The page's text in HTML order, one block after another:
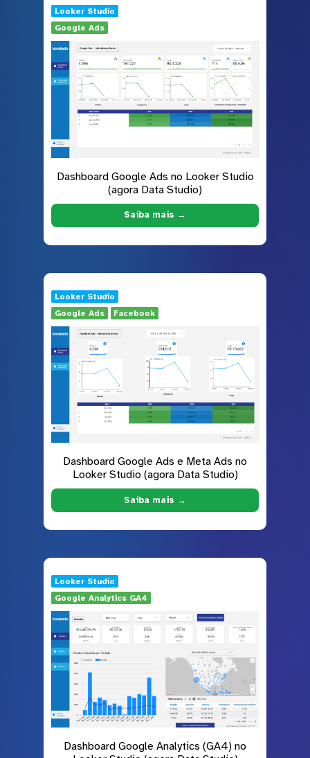
Looker Studio
Google Ads
Dashboard Google Ads no Looker Studio
(agora Data Studio)
Saiba mais →
Looker Studio
Google Ads
Facebook
Dashboard Google Ads e Meta Ads no
Looker Studio (agora Data Studio)
Saiba mais →
Looker Studio
Google Analytics GA4
Dashboard Google Analytics (GA4) no